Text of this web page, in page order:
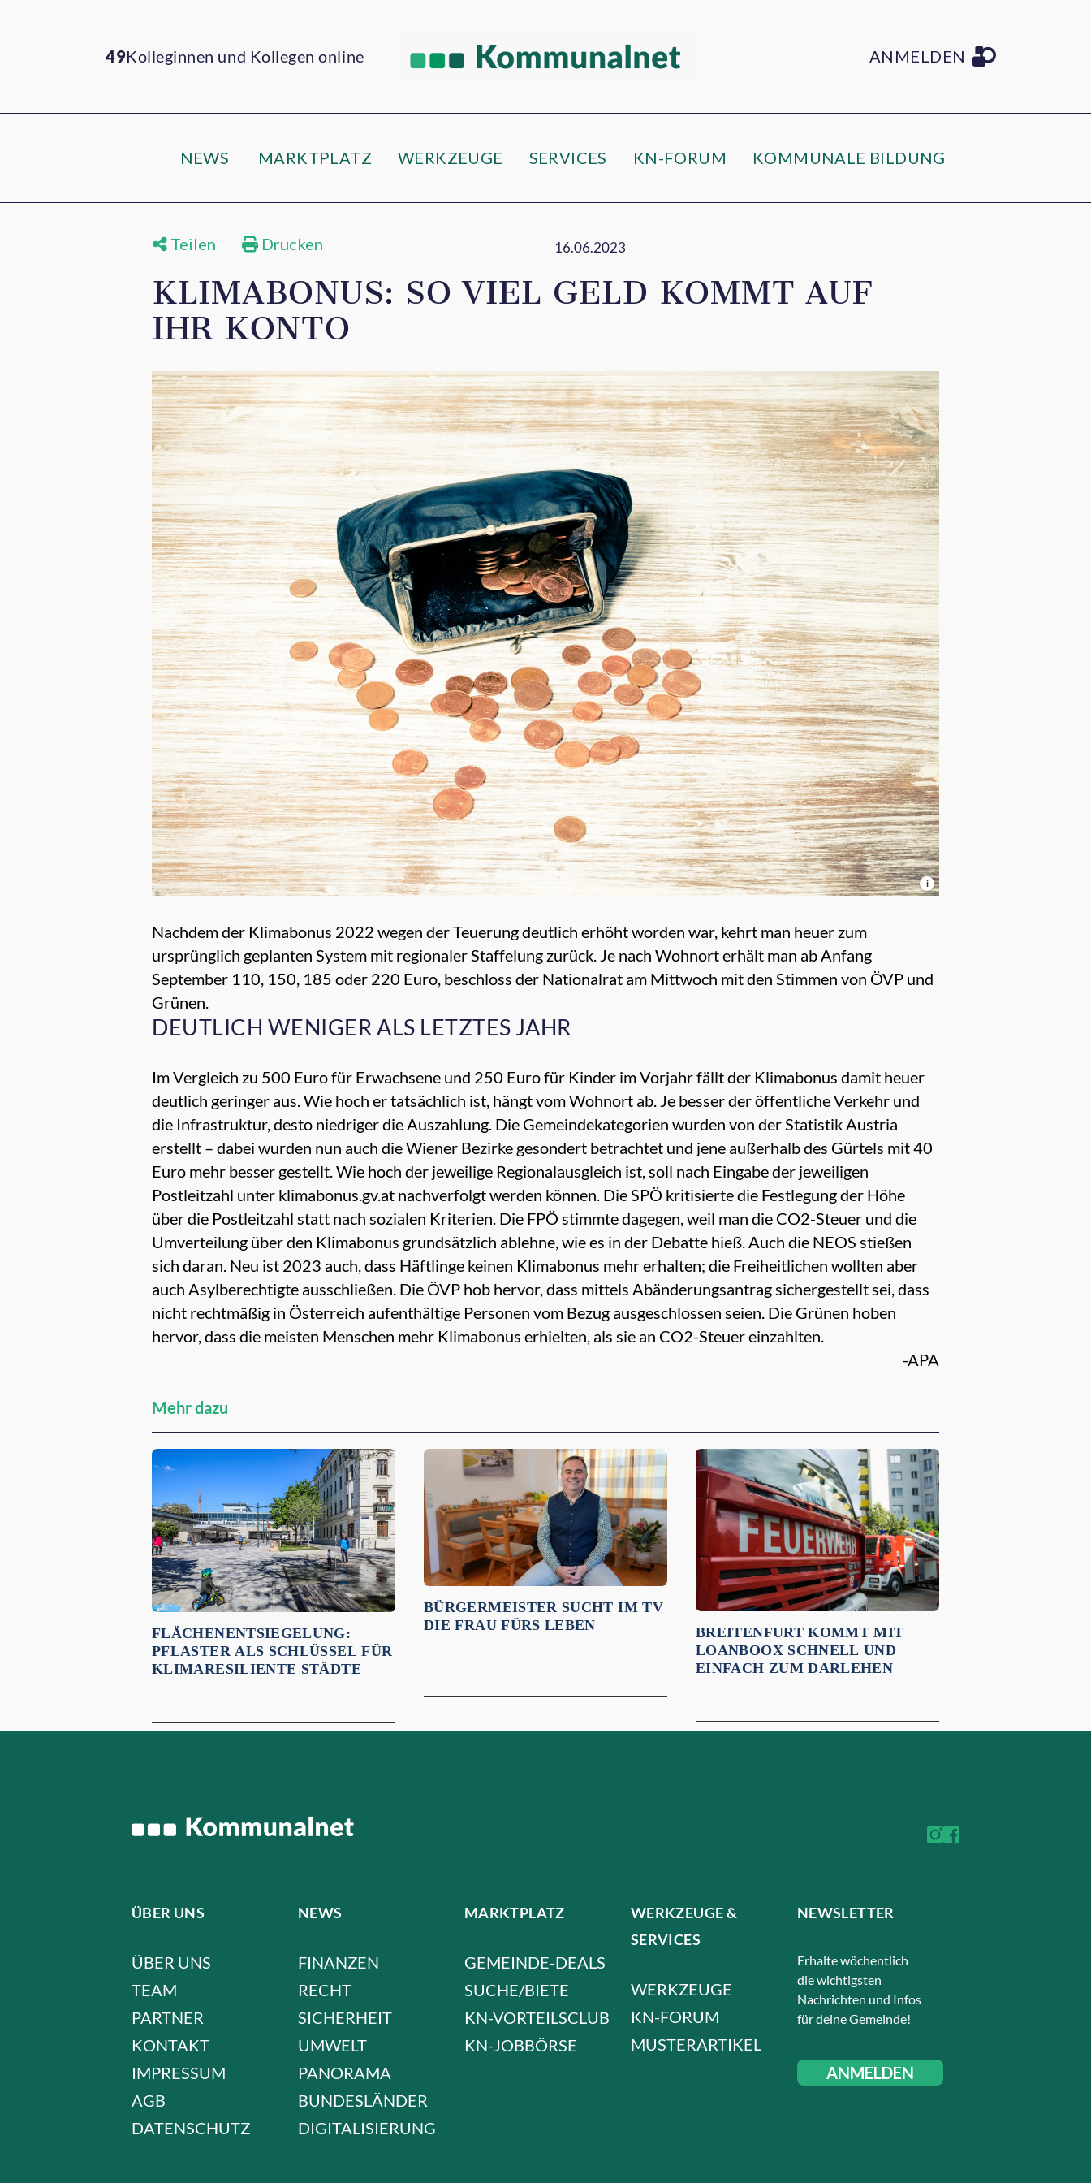
49Kolleginnen und Kollegen online ANMELDEN
NEWS MARKTPLATZ WERKZEUGE SERVICES KN-FORUM KOMMUNALE BILDUNG
Teilen Drucken 16.06.2023
KLIMABONUS: SO VIEL GELD KOMMT AUF
IHR KONTO
i
Nachdem der Klimabonus 2022 wegen der Teuerung deutlich erhöht worden war, kehrt man heuer zum
ursprünglich geplanten System mit regionaler Staffelung zurück. Je nach Wohnort erhält man ab Anfang
September 110, 150, 185 oder 220 Euro, beschloss der Nationalrat am Mittwoch mit den Stimmen von ÖVP und
Grünen.
DEUTLICH WENIGER ALS LETZTES JAHR
Im Vergleich zu 500 Euro für Erwachsene und 250 Euro für Kinder im Vorjahr fällt der Klimabonus damit heuer
deutlich geringer aus. Wie hoch er tatsächlich ist, hängt vom Wohnort ab. Je besser der öffentliche Verkehr und
die Infrastruktur, desto niedriger die Auszahlung. Die Gemeindekategorien wurden von der Statistik Austria
erstellt – dabei wurden nun auch die Wiener Bezirke gesondert betrachtet und jene außerhalb des Gürtels mit 40
Euro mehr besser gestellt. Wie hoch der jeweilige Regionalausgleich ist, soll nach Eingabe der jeweiligen
Postleitzahl unter klimabonus.gv.at nachverfolgt werden können. Die SPÖ kritisierte die Festlegung der Höhe
über die Postleitzahl statt nach sozialen Kriterien. Die FPÖ stimmte dagegen, weil man die CO2-Steuer und die
Umverteilung über den Klimabonus grundsätzlich ablehne, wie es in der Debatte hieß. Auch die NEOS stießen
sich daran. Neu ist 2023 auch, dass Häftlinge keinen Klimabonus mehr erhalten; die Freiheitlichen wollten aber
auch Asylberechtigte ausschließen. Die ÖVP hob hervor, dass mittels Abänderungsantrag sichergestellt sei, dass
nicht rechtmäßig in Österreich aufenthältige Personen vom Bezug ausgeschlossen seien. Die Grünen hoben
hervor, dass die meisten Menschen mehr Klimabonus erhielten, als sie an CO2-Steuer einzahlten.
-APA
Mehr dazu
Empfehlungen für dich:
FLÄCHENENTSIEGELUNG:
PFLASTER ALS SCHLÜSSEL FÜR
KLIMARESILIENTE STÄDTE
BÜRGERMEISTER SUCHT IM TV
DIE FRAU FÜRS LEBEN
BREITENFURT KOMMT MIT
LOANBOOX SCHNELL UND
EINFACH ZUM DARLEHEN
ÜBER UNS
ÜBER UNS
TEAM
PARTNER
KONTAKT
IMPRESSUM
AGB
DATENSCHUTZ
NEWS
FINANZEN
RECHT
SICHERHEIT
UMWELT
PANORAMA
BUNDESLÄNDER
DIGITALISIERUNG
MARKTPLATZ
GEMEINDE-DEALS
SUCHE/BIETE
KN-VORTEILSCLUB
KN-JOBBÖRSE
WERKZEUGE &
SERVICES
WERKZEUGE
KN-FORUM
MUSTERARTIKEL
NEWSLETTER
Erhalte wöchentlich
die wichtigsten
Nachrichten und Infos
für deine Gemeinde!
ANMELDEN